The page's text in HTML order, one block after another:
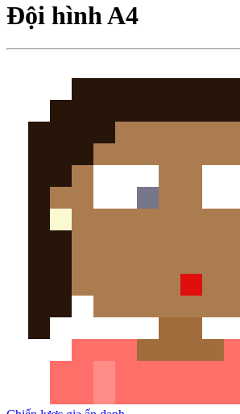
Đội hình A4